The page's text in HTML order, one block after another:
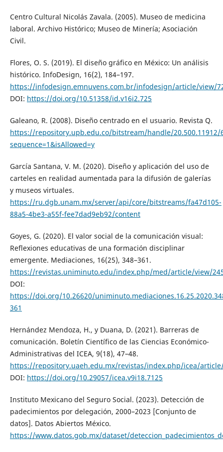
Centro Cultural Nicolás Zavala. (2005). Museo de medicina
laboral. Archivo Histórico; Museo de Minería; Asociación
Civil.
Flores, O. S. (2019). El diseño gráfico en México: Un análisis
histórico. InfoDesign, 16(2), 184–197.
https://infodesign.emnuvens.com.br/infodesign/article/view/
DOI: https://doi.org/10.51358/id.v16i2.725
Galeano, R. (2008). Diseño centrado en el usuario. Revista Q.
https://repository.upb.edu.co/bitstream/handle/20.500.11912/
sequence=1&isAllowed=y
García Santana, V. M. (2020). Diseño y aplicación del uso de
carteles en realidad aumentada para la difusión de galerías
y museos virtuales.
https://ru.dgb.unam.mx/server/api/core/bitstreams/fa47d105-
88a5-4be3-a55f-fee7dad9eb92/content
Goyes, G. (2020). El valor social de la comunicación visual:
Reflexiones educativas de una formación disciplinar
emergente. Mediaciones, 16(25), 348–361.
https://revistas.uniminuto.edu/index.php/med/article/view/
DOI:
https://doi.org/10.26620/
361
Hernández Mendoza, H., y Duana, D. (2021). Barreras de
comunicación. Boletín Científico de las Ciencias Económico-
Administrativas del ICEA, 9(18), 47–48.
https://repository.uaeh.edu.mx/revistas/index.php/icea/
DOI: https://doi.org/10.29057/icea.v9i18.7125
Instituto Mexicano del Seguro Social. (2023). Detección de
padecimientos por delegación, 2000–2023 [Conjunto de
datos]. Datos Abiertos México.
https://www.datos.gob.mx/dataset/